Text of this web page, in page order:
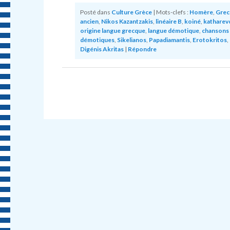
Posté dans Culture Grèce | Mots-clefs : Homère, Grec
ancien, Nikos Kazantzakis, linéaire B koiné,
origine langue grecque, langue démotique, chansons
démotiques, Sikelianos, Papadiamantis, Erotokritos,
Digénis Akritas | Répondre